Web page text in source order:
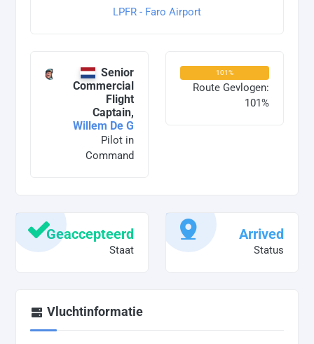
LPFR - Faro Airport
Senior
Commercial
Flight
Captain,
Willem De G
Pilot in
Command
101%
Route Gevlogen:
101%
Geaccepteerd
Staat
Arrived
Status
Vluchtinformatie